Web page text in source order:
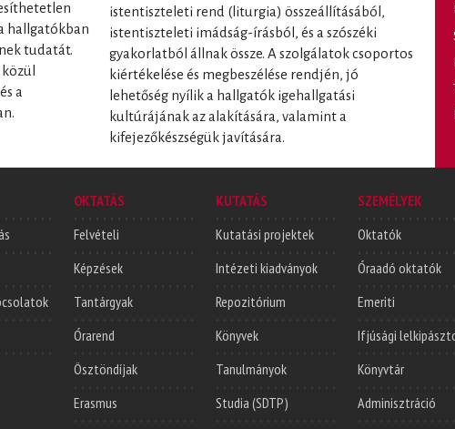
hallgatókban
tudatát.
a
istentiszteleti rend (liturgia) összeállításából,
istentiszteleti imádság-írásból, és a szószéki
gyakorlatból állnak össze. A szolgálatok csoportos
kiértékelése és megbeszélése rendjén, jó
lehetőség nyílik a hallgatók igehallgatási
kultúrájának az alakítására, valamint a
kifejezőkészségük javítására.
OKTATÁS
Felvételi
Képzések
Tantárgyak
Órarend
Ösztöndíjak
Erasmus
KUTATÁS
Kutatási projektek
Intézeti kiadványok
Repozitórium
Könyvek
Tanulmányok
Studia (SDTP)
SZEMÉLYEK
Oktatók
Óraadó oktatók
Emeriti
Ifjúsági
Könyvtár
Adminisztráció